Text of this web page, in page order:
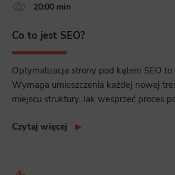
20:00 min
Co to jest SEO?
Optymalizacja strony pod kątem SEO to
Wymaga umieszczenia każdej nowej
miejscu struktury. Jak wesprzeć proces
Czytaj więcej